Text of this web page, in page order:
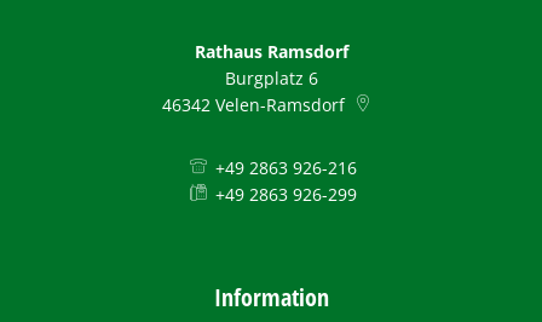
Rathaus Ramsdorf
Burgplatz 6
46342 Velen-Ramsdorf
+49 2863 926-216
+49 2863 926-299
Information